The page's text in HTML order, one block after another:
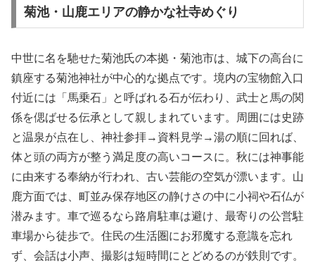
菊池・山鹿エリアの静かな社寺めぐり
中世に名を馳せた菊池氏の本拠・菊池市は、城下の高台に
鎮座する菊池神社が中心的な拠点です。境内の宝物館入口
付近には「馬乗石」と呼ばれる石が伝わり、武士と馬の関
係を偲ばせる伝承として親しまれています。周囲には史跡
と温泉が点在し、神社参拝→資料見学→湯の順に回れば、
体と頭の両方が整う満足度の高いコースに。秋には神事能
に由来する奉納が行われ、古い芸能の空気が漂います。山
鹿方面では、町並み保存地区の静けさの中に小祠や石仏が
潜みます。車で巡るなら路肩駐車は避け、最寄りの公営駐
車場から徒歩で。住民の生活圏にお邪魔する意識を忘れ
ず、会話は小声、撮影は短時間にとどめるのが鉄則です。